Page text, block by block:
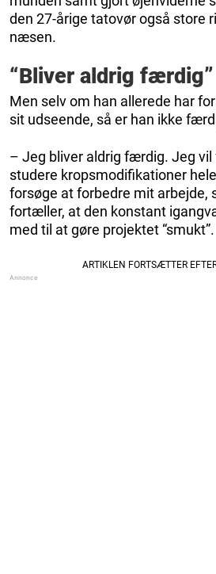
den 27-årige tatovør også store
næsen.
“Bliver aldrig færdig”
Men selv om han allerede har
sit udseende, så er han ikke
– Jeg bliver aldrig færdig. Jeg
studere kropsmodifikationer
forsøge at forbedre mit arbejde,
fortæller, at den konstant
med til at gøre projektet “smukt”.